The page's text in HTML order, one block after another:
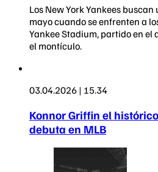
Los New York Yankees
mayo cuando se enfrenten a
Yankee Stadium, partido en el
el montículo.
03.04.2026 | 15.34
Konnor Griffin el
debuta en MLB